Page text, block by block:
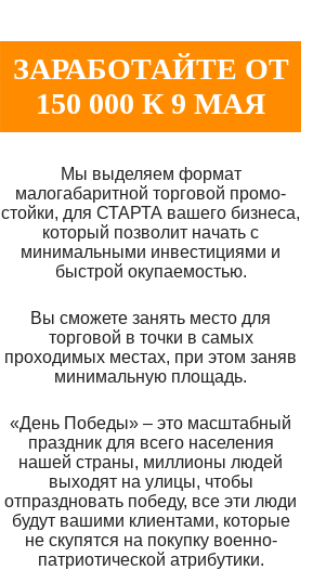
ЗАРАБОТАЙТЕ ОТ
150 000 К 9 МАЯ
Мы выделяем формат
малогабаритной торговой промо-
стойки, для СТАРТА вашего бизнеса,
который позволит начать с
минимальными инвестициями и
быстрой окупаемостью.
Вы сможете занять место для
торговой в точки в самых
проходимых местах, при этом заняв
минимальную площадь.
«День Победы» – это масштабный
праздник для всего населения
нашей страны, миллионы людей
выходят на улицы, чтобы
отпраздновать победу, все эти люди
будут вашими клиентами, которые
не скупятся на покупку военно-
патриотической атрибутики.